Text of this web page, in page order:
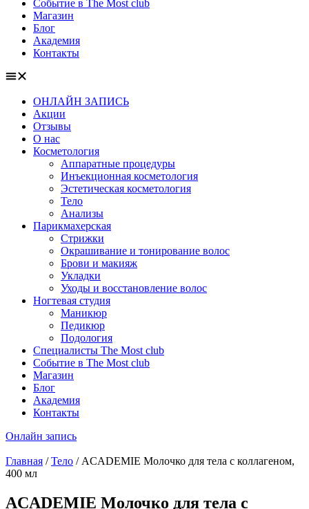
Событие в The Most club
Магазин
Блог
Академия
Контакты
ОНЛАЙН ЗАПИСЬ
Акции
Отзывы
О нас
Косметология
Аппаратные процедуры
Инъекционная косметология
Эстетическая косметология
Тело
Анализы
Парикмахерская
Стрижки
Окрашивание и тонирование волос
Брови и макияж
Укладки
Уходы и восстановление волос
Ногтевая студия
Маникюр
Педикюр
Подология
Специалисты The Most club
Событие в The Most club
Магазин
Блог
Академия
Контакты
Онлайн запись
Главная /Тело / ACADEMIE Молочко для тела с коллагеном,
400 мл
ACADEMIE Молочко для тела с